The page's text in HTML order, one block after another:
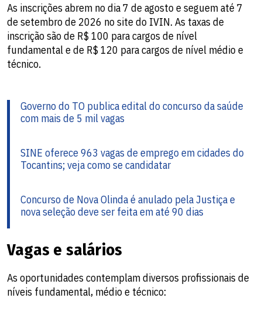
As inscrições abrem no dia 7 de agosto e seguem até 7
de setembro de 2026 no site do IVIN. As taxas de
inscrição são de R$ 100 para cargos de nível
fundamental e de R$ 120 para cargos de nível médio e
técnico.
Governo do TO publica edital do concurso da saúde
com mais de 5 mil vagas
SINE oferece 963 vagas de emprego em cidades do
Tocantins; veja como se candidatar​
Concurso de Nova Olinda é anulado pela Justiça e
nova seleção deve ser feita em até 90 dias​
Vagas e salários
As oportunidades contemplam diversos profissionais de
níveis fundamental, médio e técnico: